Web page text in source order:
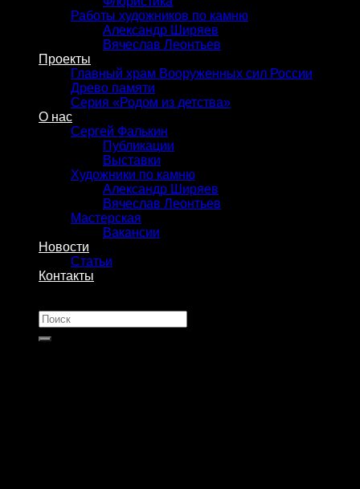
Работы художников по камню
Александр Ширяев
Вячеслав Леонтьев
Проекты
Главный храм Вооруженных сил России
Древо памяти
Серия «Родом из детства»
О нас
Сергей Фалькин
Публикации
Выставки
Художники по камню
Александр Ширяев
Вячеслав Леонтьев
Мастерская
Вакансии
Новости
Статьи
Контакты
Искать: